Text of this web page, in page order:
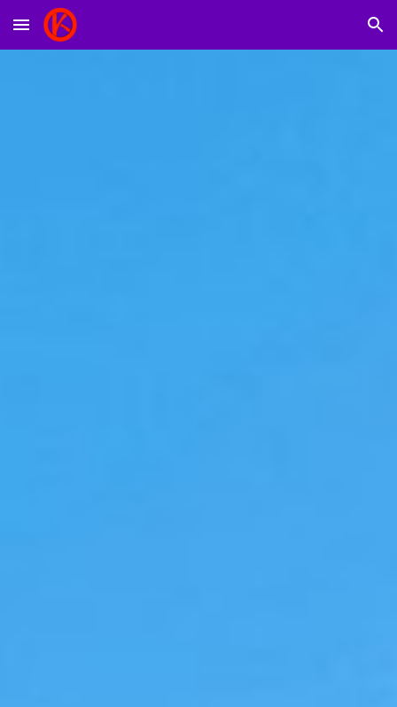
Skip to main content Skip to navigation